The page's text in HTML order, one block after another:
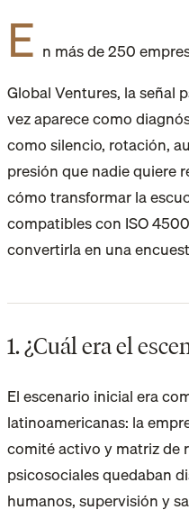
E n más de 250
Global Ventures, la señal
vez aparece como
como silencio, rotación,
presión que nadie quiere
cómo transformar la
compatibles con ISO
convertirla en una
1. ¿Cuál era el
El escenario inicial era
latinoamericanas: la
comité activo y matriz de
psicosociales quedaban
humanos, supervisión y